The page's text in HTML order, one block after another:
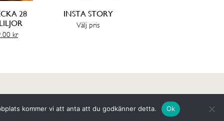
28
krDet
INSTA STORY
Välj pris
kommer vi att anta att du godkänner detta. Ok